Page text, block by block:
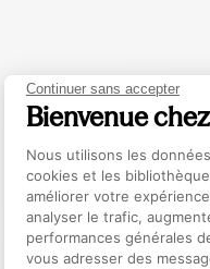
Continuer sans accepter
Bienvenue
Plateforme de
Nous utilisons les
cookies et les
améliorer votre
analyser le trafic,
performances générales
vous adresser des